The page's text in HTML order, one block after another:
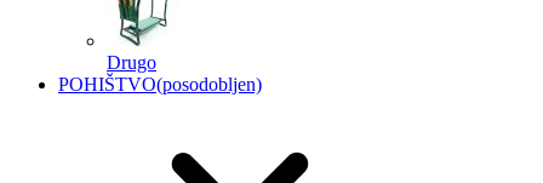
Drugo
POHIŠTVO(posodobljen)